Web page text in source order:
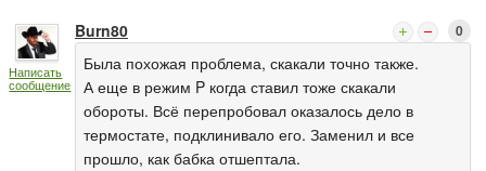
Написать
сообщение
Burn80 0
Была похожая проблема, скакали точно также.
А еще в режим P когда ставил тоже скакали
обороты. Всё перепробовал оказалось дело в
термостате, подклинивало его. Заменил и все
прошло, как бабка отшептала.